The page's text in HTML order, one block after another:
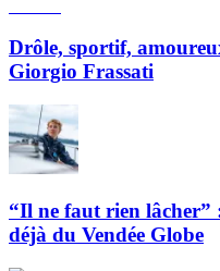
Drôle, sportif,
Giorgio Frassati
“Il ne faut rien lâcher”
déjà du Vendée Globe